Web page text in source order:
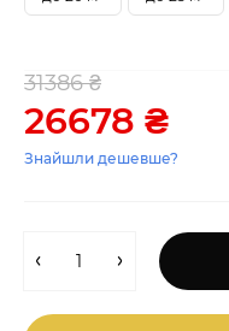
31386 ₴
26678 ₴
Знайшли дешевше?